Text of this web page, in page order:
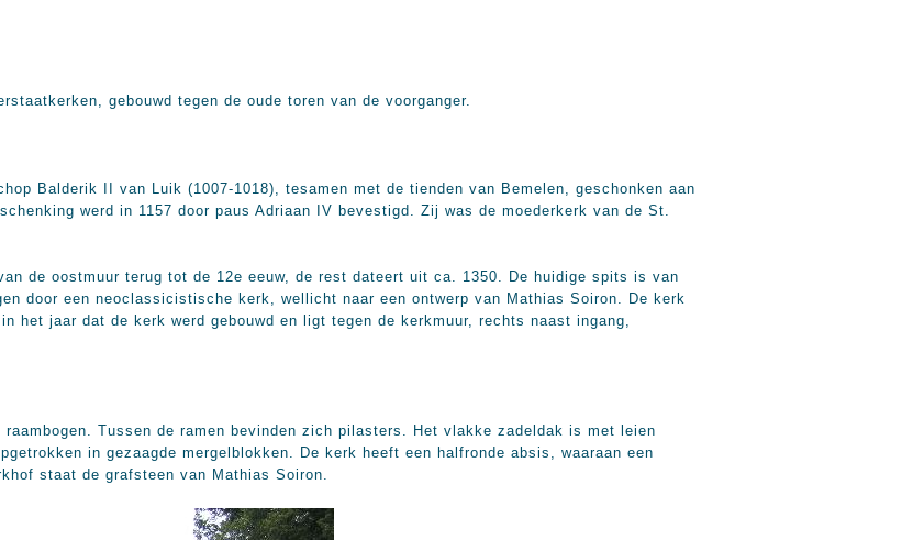
gebouwd tegen de oude toren van de voorganger.
Balderik II van Luik (1007-1018), tesamen met de tienden van Bemelen, geschonken aan
werd in 1157 door paus Adriaan IV bevestigd. Zij was de moederkerk van de St.
de oostmuur terug tot de 12e eeuw, de rest dateert uit ca. 1350. De huidige spits is van
door een neoclassicistische kerk, wellicht naar een ontwerp van Mathias Soiron. De kerk
het jaar dat de kerk werd gebouwd en ligt tegen de kerkmuur, rechts naast ingang,
Tussen de ramen bevinden zich pilasters. Het vlakke zadeldak is met leien
in gezaagde mergelblokken. De kerk heeft een halfronde absis, waaraan een
staat de grafsteen van Mathias Soiron.